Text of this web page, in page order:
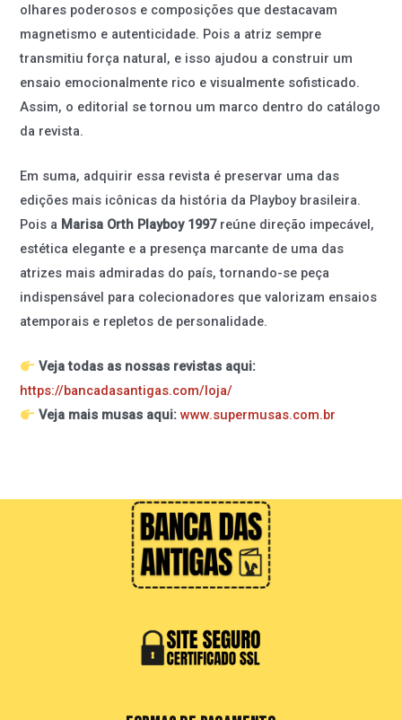
olhares poderosos e composições que destacavam
magnetismo e autenticidade. Pois a atriz sempre
transmitiu força natural, e isso ajudou a construir um
ensaio emocionalmente rico e visualmente sofisticado.
Assim, o editorial se tornou um marco dentro do catálogo
da revista.
Em suma, adquirir essa revista é preservar uma das
edições mais icônicas da história da Playboy brasileira.
Pois a Marisa Orth Playboy 1997reúne direção impecável,
estética elegante e a presença marcante de uma das
atrizes mais admiradas do país, tornando-se peça
indispensável para colecionadores que valorizam ensaios
atemporais e repletos de personalidade.
Veja todas as nossas revistas aqui:
https://bancadasantigas.com/loja/
Veja mais musas aqui: www.supermusas.com.br